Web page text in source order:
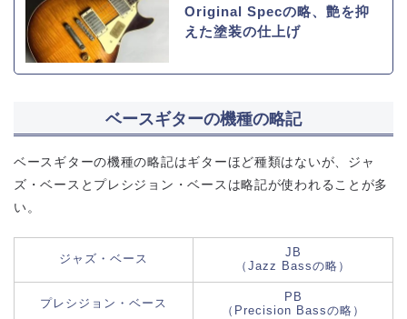
Original Specの略、艶を抑
えた塗装の仕上げ
ベースギターの機種の略記
ベースギターの機種の略記はギターほど種類はないが、ジャ
ズ・ベースとプレシジョン・ベースは略記が使われることが多
い。
ジャズ・ベース
JB
（Jazz Bassの略）
プレシジョン・ベース
PB
（Precision Bassの略）